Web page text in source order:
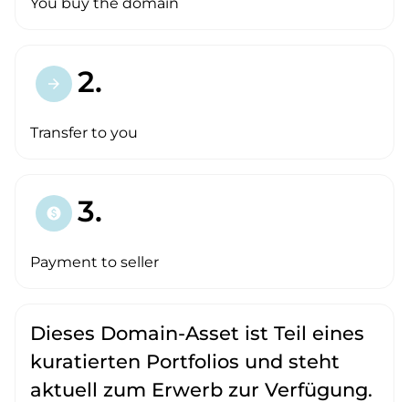
arrow_forward 2.
Transfer to you
paid 3.
Payment to seller
Dieses Domain-Asset ist Teil eines
kuratierten Portfolios und steht
aktuell zum Erwerb zur Verfügung.